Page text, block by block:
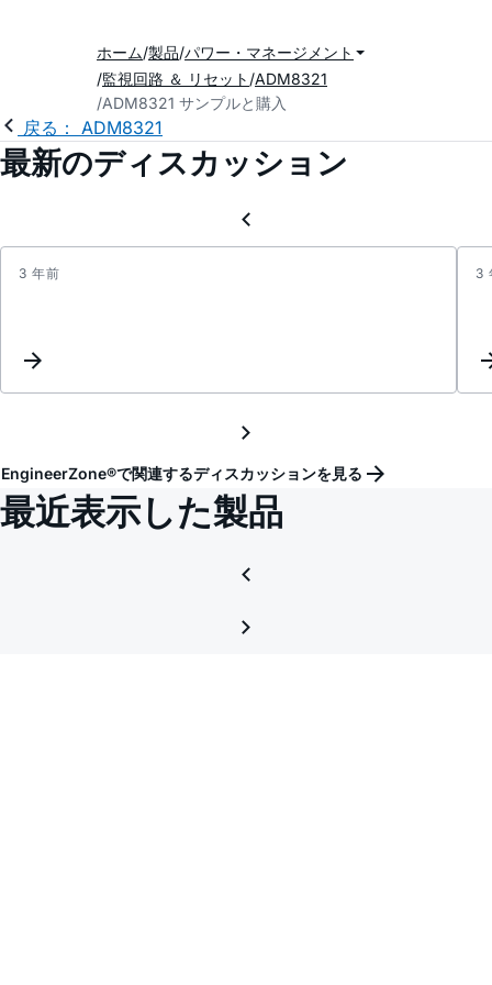
ホーム 製品 パワー・マネージメント
監視回路 ＆ リセット ADM8321
ADM8321 サンプルと購入
戻る： ADM8321
最新のディスカッション
3 年前 3
EngineerZone®で関連するディスカッションを見る
最近表示した製品